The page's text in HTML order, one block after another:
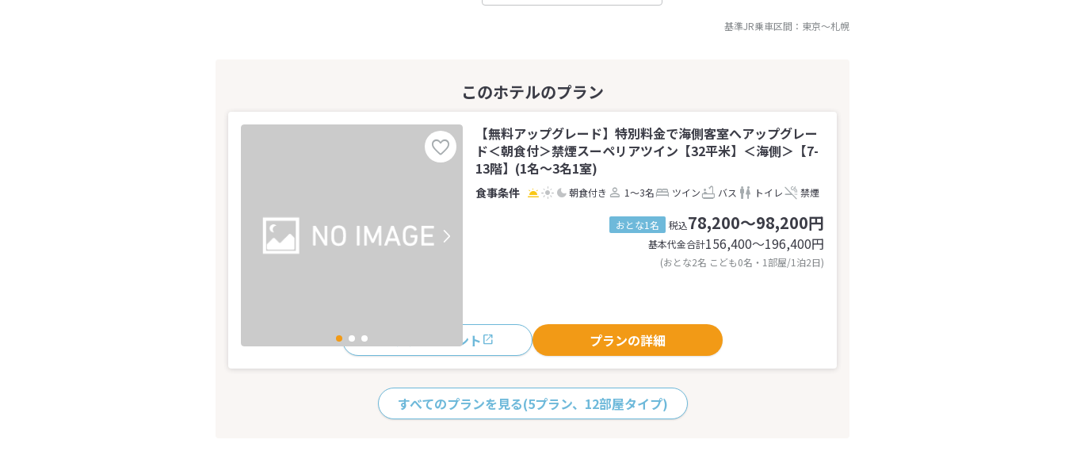
基準JR乗車区間： 東京～札幌
【無料アップグレード】特別料金で海側客室へアップグレー
ド＜朝食付＞禁煙スーペリアツイン【32平米】＜海側＞【7-
13階】(1名～3名1室)
朝食付き 1～3名 ツイン バス トイレ 禁煙
おとな1名 税込78,200～98,200円
基本代金合計156,400〜196,400円
(おとな2名 こども0名・1部屋/1泊2日)
おすすめポイント プランの詳細
すべてのプランを見る(5プラン、12部屋タイプ)